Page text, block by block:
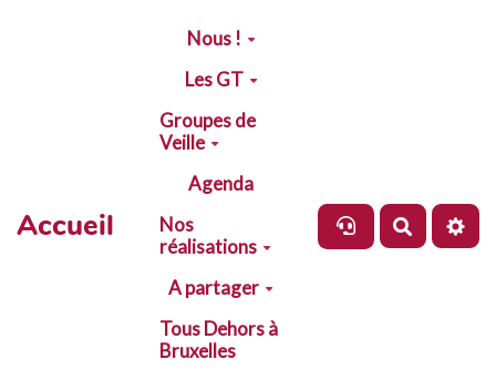
Aller au contenu principal
Accueil
Nous !
Les GT
Groupes de
Veille
Agenda
Nos
réalisations
A partager
Tous Dehors à
Bruxelles